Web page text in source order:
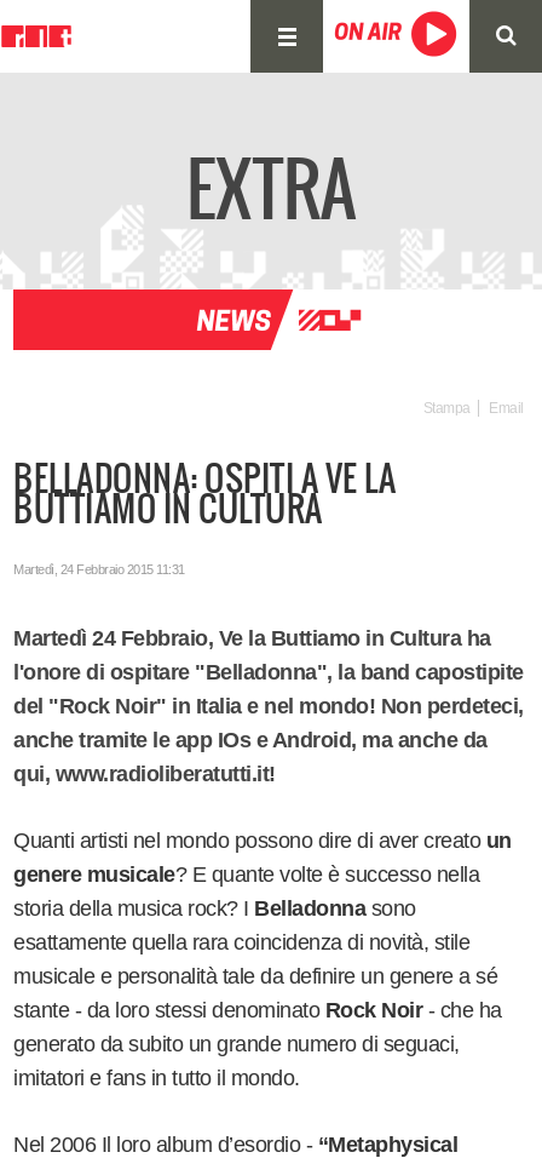
EXTRA
Stampa Email
BELLADONNA: OSPITI A VE LA
BUTTIAMO IN CULTURA
Martedì, 24 Febbraio 2015 11:31
Martedì 24 Febbraio, Ve la Buttiamo in Cultura ha
l'onore di ospitare "Belladonna", la band capostipite
del "Rock Noir" in Italia e nel mondo! Non perdeteci,
anche tramite le app IOs e Android, ma anche da
qui, www.radioliberatutti.it!
Quanti artisti nel mondo possono dire di aver creato un
genere musicale? E quante volte è successo nella
storia della musica rock? I Belladonnasono
esattamente quella rara coincidenza di novità, stile
musicale e personalità tale da definire un genere a sé
stante - da loro stessi denominato Rock Noir- che ha
generato da subito un grande numero di seguaci,
imitatori e fans in tutto il mondo.
Nel 2006 Il loro album d’esordio - “Metaphysical